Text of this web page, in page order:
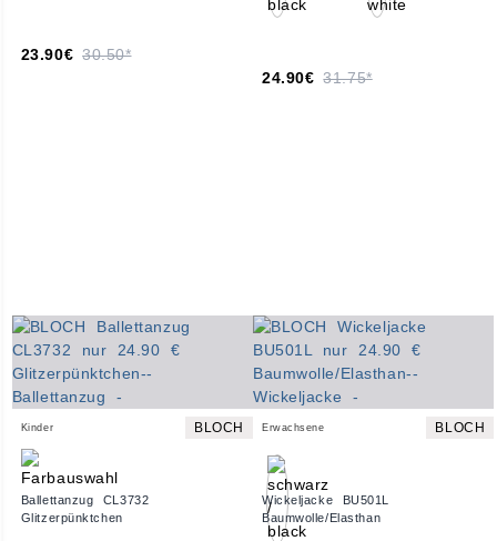
23.90€ 30.50*
24.90€ 31.75*
Kinder BLOCH
Ballettanzug CL3732
Glitzerpünktchen
Erwachsene BLOCH
Wickeljacke BU501L
Baumwolle/Elasthan